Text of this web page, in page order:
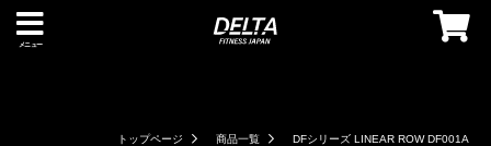
メニュー
トップページ 商品一覧 DFシリーズ LINEAR ROW DF001A